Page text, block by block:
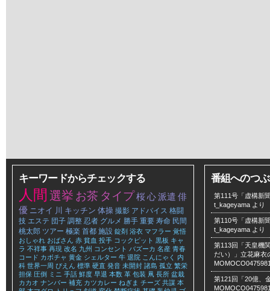
キーワードからチェックする
人間 選挙 お茶 タイプ桜心派遣 俳
優 ニオイ 川 キッチン 体操 撮影 アドバイス 格闘
技 エステ 団子 調整 忍者 グルメ 勝手 重要 寿命 民間
桃太郎 ツアー 極楽 首都 施設 錠剤 浴衣 マフラー 覚悟
おしゃれ おばさん 赤 貧血 投手 コックピット 黒板 キャ
ラ 不祥事 再現 改名 九州 コンセント バズーカ 名産 青春
コード カボチャ 黄金 シェルター 牛 退院 こんにゃく
内
科 世界一周 ぴえん 標準 硬直 発音 未開封 諸島 孤立 繁栄
担保 圧倒 ミニ 手話 鮮度 早退 本数 革 包装 凧 長所 盆栽
カカオ ナンバー 補充 カツカレー ねぎま チーズ 共謀 本
番組へのつ
第111号「虚構新
t_kageyama より
第110号「虚構新
t_kageyama より
第113回「天皇機
だい）」立花麻衣
第121回「20億、